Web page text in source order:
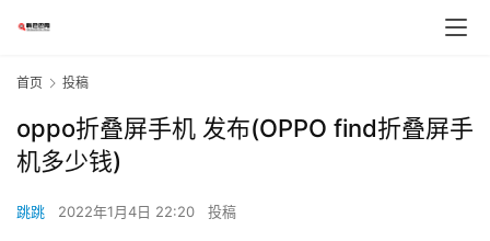
首页 投稿
oppo折叠屏手机 发布(OPPO find折叠屏手
机多少钱)
跳跳 2022年1月4日 22:20 投稿